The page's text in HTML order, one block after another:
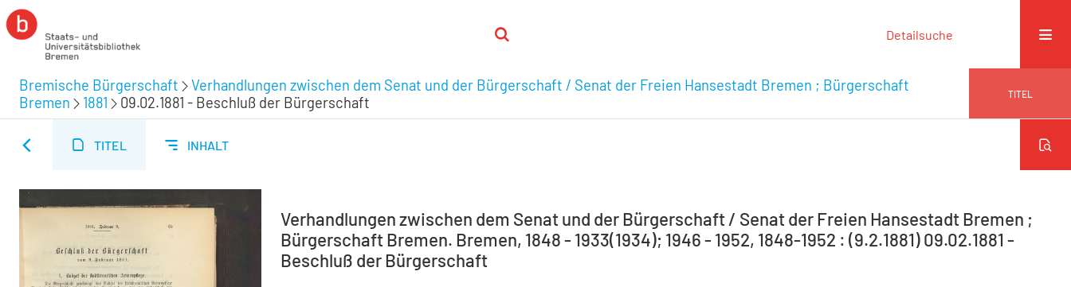
Detailsuche
Bremische Bürgerschaft
Verhandlungen zwischen dem Senat und der Bürgerschaft / Senat der Freien Hansestadt Bremen ; Bürgerschaft
Bremen
1881 09.02.1881 - Beschluß der Bürgerschaft TITEL
TITEL INHALT
Verhandlungen zwischen dem Senat und der Bürgerschaft / Senat der Freien Hansestadt Bremen ;
Bürgerschaft Bremen. Bremen, 1848 - 1933(1934); 1946 - 1952, 1848-1952 : (9.2.1881) 09.02.1881 -
Beschluß der Bürgerschaft